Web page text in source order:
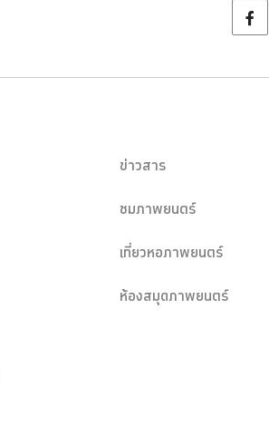
ข่าวสาร
ชมภาพยนตร์
เที่ยวหอภาพยนตร์
ห้องสมุดภาพยนตร์